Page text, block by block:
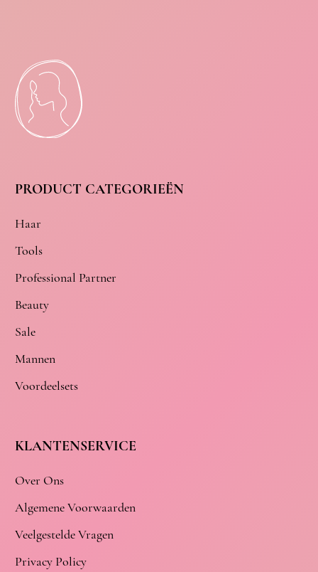
PRODUCT CATEGORIEËN
Haar
Tools
Professional Partner
Beauty
Sale
Mannen
Voordeelsets
KLANTENSERVICE
Over Ons
Algemene Voorwaarden
Veelgestelde Vragen
Privacy Policy